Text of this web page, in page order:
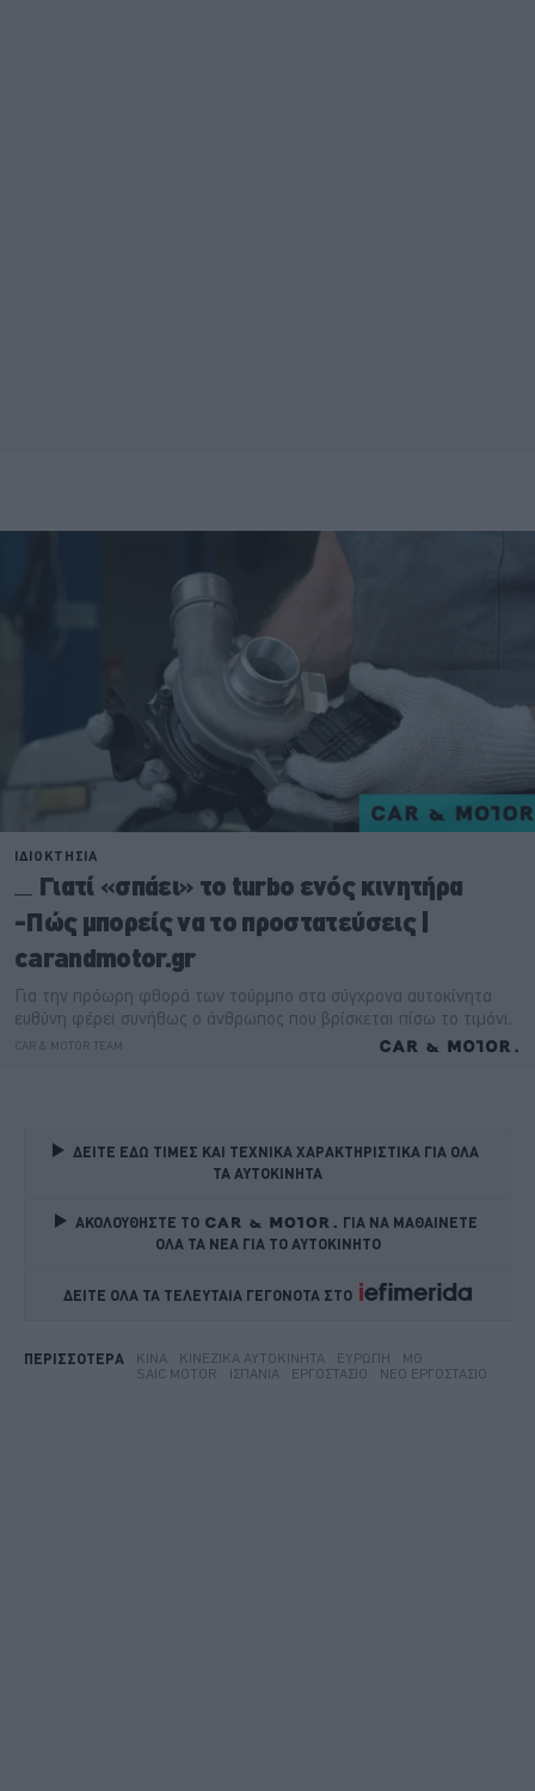
ΔΕΙΤΕ ΕΔΩ ΤΙΜΕΣ ΚΑΙ ΤΕΧΝΙΚΑ ΧΑΡΑΚΤΗΡΙΣΤΙΚΑ ΓΙΑ ΟΛΑ
ΤΑ ΑΥΤΟΚΙΝΗΤΑ
ΑΚΟΛΟΥΘΗΣΤΕ ΤΟ
ΓΙΑ ΝΑ ΜΑΘΑΙΝΕΤΕ
ΟΛΑ ΤΑ ΝΕΑ ΓΙΑ ΤΟ ΑΥΤΟΚΙΝΗΤΟ
ΔΕΙΤΕ ΟΛΑ ΤΑ ΤΕΛΕΥΤΑΙΑ ΓΕΓΟΝΟΤΑ ΣΤΟ
ΠΕΡΙΣΣΟΤΕΡΑ ΚΊΝΑ ΚΙΝΈΖΙΚΑ ΑΥΤΟΚΊΝΗΤΑ ΕΥΡΏΠΗ
MG
SAIC MOTOR
ΙΣΠΑΝΊΑ ΕΡΓΟΣΤΆΣΙΟ ΝΈΟ ΕΡΓΟΣΤΆΣΙΟ